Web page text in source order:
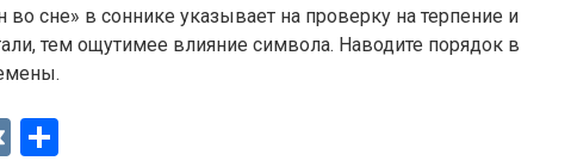
во сне» в соннике указывает на проверку на терпение и
тем ощутимее влияние символа. Наводите порядок в
V